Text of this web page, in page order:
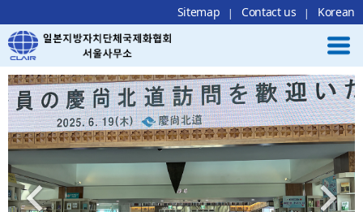
Local Navigation 바로가기
Contents 바로가기
Footer 바로가기
Sitemap Contact us Korean